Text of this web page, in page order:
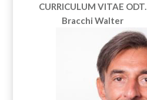
CURRICULUM VITAE ODT.
Bracchi Walter